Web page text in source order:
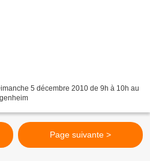
5 décembre 2010 de 9h à 10h au
Page suivante >